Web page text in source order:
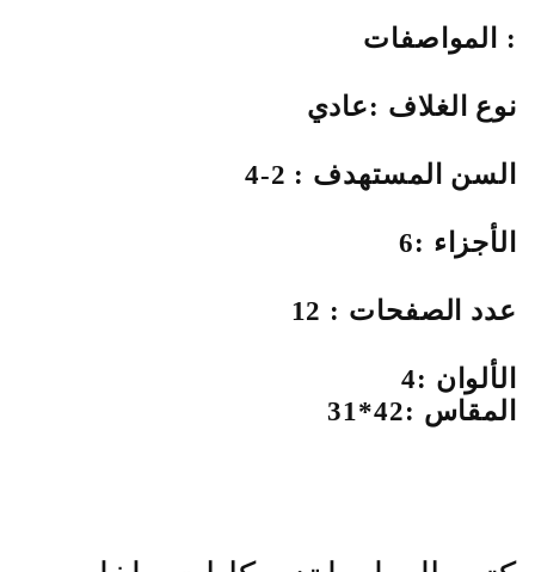
المواصفات :
نوع الغلاف :عادي
السن المستهدف : 2-4
الأجزاء :6
عدد الصفحات : 12
الألوان :4
المقاس :42*31